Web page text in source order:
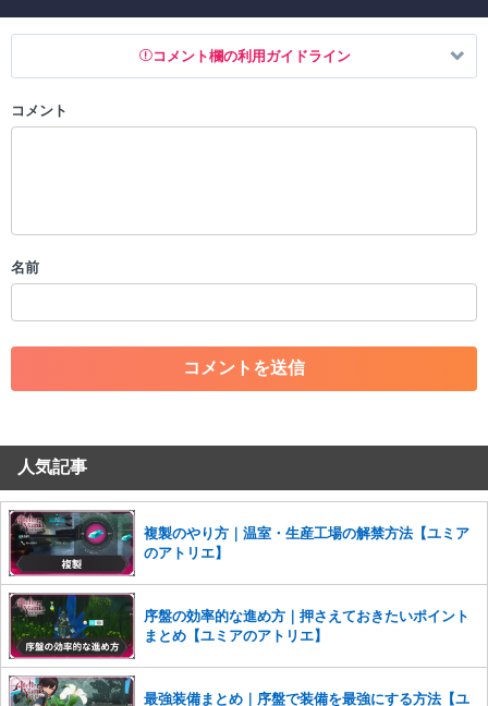
コメント欄の利用ガイドライン
以下の書き込みを禁止とし、場合によってはコメント削除や書き込み制
・一度削除された投稿を再び投稿すること
・アカウントの売買など金銭が絡む内容の投稿
・各ゲームのネタバレを含む内容の投稿
・その他、管理者が不適切と判断した投稿
コメントの削除を申請する
せていただきます。ご了承ください。
※一度削除したコメントは復元ができませんのでご注意くだ
さい。
また、過度な利用規約の違反や、弊社に損害の及ぶ内容の書き込みがあ
った場合は、法的措置をとらせていただく場合もございますので、あら
かじめご理解くださいませ。
コメント
名前
人気記事
複製のやり方｜温室・生産工場の解禁方法【ユミア
のアトリエ】
序盤の効率的な進め方｜押さえておきたいポイント
まとめ【ユミアのアトリエ】
最強装備まとめ｜序盤で装備を最強にする方法【ユ